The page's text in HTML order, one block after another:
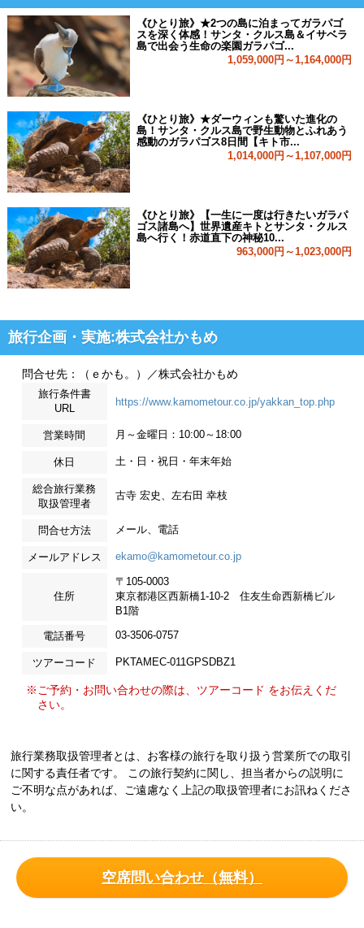
《ひとり旅》★2つの島に泊まってガラパゴ
スを深く体感！サンタ・クルス島＆イサベラ
島で出会う生命の楽園ガラパゴ...
1,059,000円～1,164,000円
《ひとり旅》★ダーウィンも驚いた進化の
島！サンタ・クルス島で野生動物とふれあう
感動のガラパゴス8日間【キト市...
1,014,000円～1,107,000円
《ひとり旅》【一生に一度は行きたいガラパ
ゴス諸島へ】世界遺産キトとサンタ・クルス
島へ行く！赤道直下の神秘10...
963,000円～1,023,000円
旅行企画・実施:株式会社かもめ
問合せ先：（ｅかも。）／株式会社かもめ
旅行条件書
URL
https://www.kamometour.co.jp/yakkan_top.php
営業時間 月～金曜日：10:00～18:00
休日 土・日・祝日・年末年始
総合旅行業務
取扱管理者
古寺 宏史、左右田 幸枝
問合せ方法 メール、電話
メールアドレス ekamo@kamometour.co.jp
住所
〒105-0003
東京都港区西新橋1-10-2 住友生命西新橋ビル
B1階
電話番号 03-3506-0757
ツアーコード PKTAMEC-011GPSDBZ1
※ご予約・お問い合わせの際は、ツアーコード をお伝えくだ
さい。
旅行業務取扱管理者とは、お客様の旅行を取り扱う営業所での取引
に関する責任者です。 この旅行契約に関し、担当者からの説明に
ご不明な点があれば、ご遠慮なく上記の取扱管理者にお訊ねくださ
い。
空席問い合わせ（無料）